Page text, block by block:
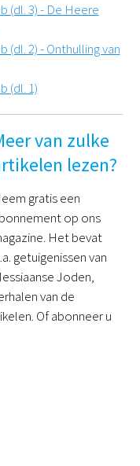
(dl. 3) - De Heere
(dl. 2) - Onthulling van
(dl. 1)
van zulke
lezen?
gratis een
op ons
Het bevat
getuigenissen van
Joden,
van de
Of abonneer u